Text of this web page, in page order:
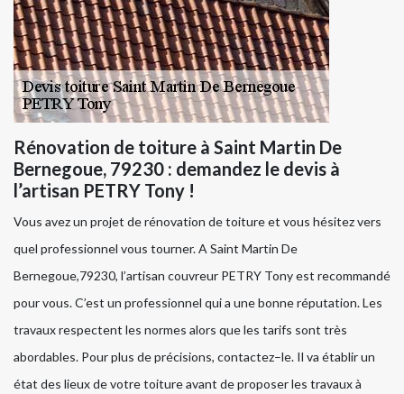
Rénovation de toiture à Saint Martin De
Bernegoue, 79230 : demandez le devis à
l’artisan PETRY Tony !
Vous avez un projet de rénovation de toiture et vous hésitez vers
quel professionnel vous tourner. A Saint Martin De
Bernegoue,79230, l’artisan couvreur PETRY Tony est recommandé
pour vous. C’est un professionnel qui a une bonne réputation. Les
travaux respectent les normes alors que les tarifs sont très
abordables. Pour plus de précisions, contactez–le. Il va établir un
état des lieux de votre toiture avant de proposer les travaux à